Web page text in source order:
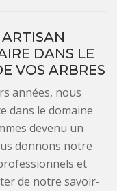
DANS LE
VOS ARBRES
années, nous
dans le domaine
devenu un
donnons notre
et
de notre savoir-